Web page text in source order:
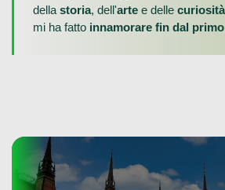
della storia, dell'arte e delle curiosità
mi ha fatto innamorare fin dal